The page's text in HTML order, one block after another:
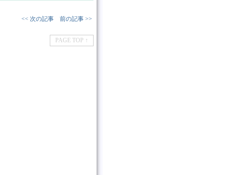
<< 次の記事 前の記事 >>
PAGE TOP ↑